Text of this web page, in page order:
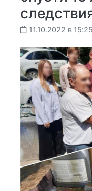
11.10.2022 в 15:25